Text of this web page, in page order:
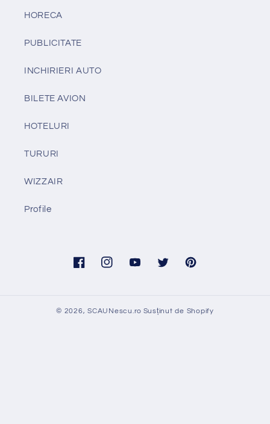
HORECA
PUBLICITATE
INCHIRIERI AUTO
BILETE AVION
HOTELURI
TURURI
WIZZAIR
Profile
FacebookInstagramYouTubeTwitter Pinterest
© 2026,SCAUNescu.ro Susținut de Shopify